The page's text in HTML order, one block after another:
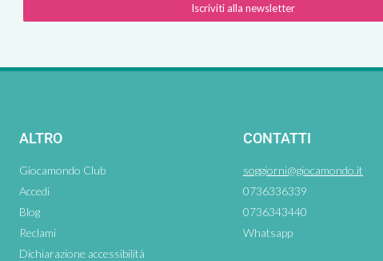
Iscriviti alla newsletter
ALTRO
Giocamondo Club
Accedi
Blog
Reclami
Dichiarazione accessibilità
CONTATTI
soggiorni@giocamondo.it
0736336339
0736343440
Whatsapp